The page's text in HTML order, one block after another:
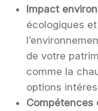
Impact
écologiques
de votre
comme la
options